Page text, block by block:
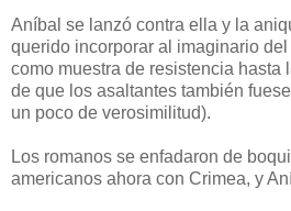
Aníbal se lanzó contra ella y la
querido incorporar al imaginario
como muestra de resistencia hasta
de que los asaltantes también
un poco de verosimilitud).
Los romanos se enfadaron de
americanos ahora con Crimea, y